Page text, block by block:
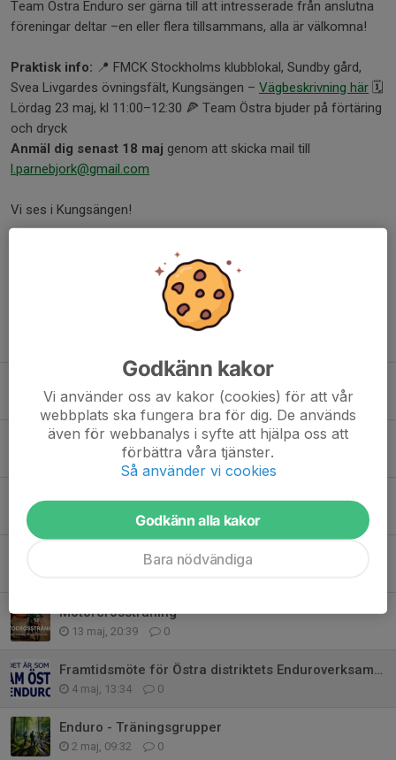
Team Östra Enduro ser gärna till att intresserade från anslutna
föreningar deltar –en eller flera tillsammans, alla är välkomna!
Praktisk info: 📍 FMCK Stockholms klubblokal, Sundby gård,
Svea Livgardes övningsfält, Kungsängen – Vägbeskrivning här 🗓
Lördag 23 maj, kl 11:00–12:30 🍕 Team Östra bjuder på förtäring
och dryck
Anmäl dig senast 18 maj genom att skicka mail till
l.parnebjork@gmail.com
Vi ses i Kungsängen!
Åsätra MK deltar på Kanalens dag
20 jul, 11:36 0
Enduro - Träningsgrupp nybörjare
20 jul, 11:14 0
Åsätra endurolag till Gripendygnet
0
Motorcrossträning - uppdatering
Motorcrossträning
13 maj, 20:39 0
Framtidsmöte för Östra distriktets Enduroverksamhet
4 maj, 13:34 0
Enduro - Träningsgrupper
2 maj, 09:32 0
Godkänn kakor
Vi använder oss av kakor (cookies) för att vår
webbplats ska fungera bra för dig. De används
även för webbanalys i syfte att hjälpa oss att
förbättra våra tjänster.
Så använder vi cookies
Godkänn alla kakor
Bara nödvändiga